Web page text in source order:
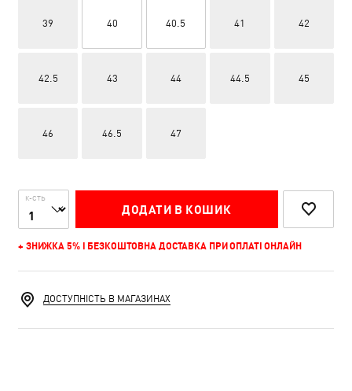
39 40 40.5 41 42
42.5 43 44 44.5 45
46 46.5 47
К-СТЬ
ДОДАТИ В КОШИК
+ ЗНИЖКА 5% І БЕЗКОШТОВНА ДОСТАВКА ПРИ ОПЛАТІ ОНЛАЙН
ДОСТУПНІСТЬ В МАГАЗИНАХ